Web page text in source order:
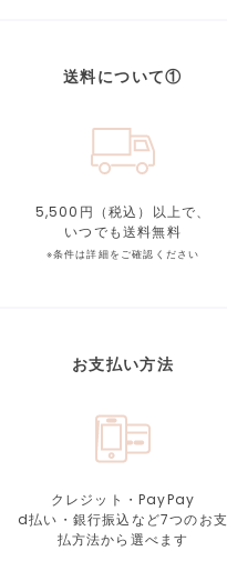
送料について①
5,500円（税込）以上で、
いつでも送料無料
※条件は詳細をご確認ください
お支払い方法
クレジット・PayPay
d払い・銀行振込など7つのお支
払方法から選べます